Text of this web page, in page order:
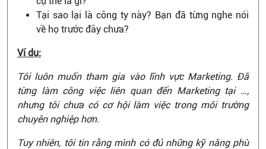
Tại sao lại là công ty này? Bạn đã từng nghe nói
về họ trước đây chưa?
Ví dụ:
Tôi luôn muốn tham gia vào lĩnh vực Marketing. Đã
từng làm công việc liên quan đến Marketing tại …,
nhưng tôi chưa có cơ hội làm việc trong môi trường
chuyên nghiệp hơn.
Tuy nhiên, tôi tin rằng mình có đủ những kỹ năng phù